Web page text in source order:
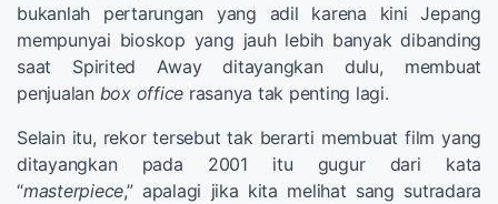
bukanlah pertarungan yang adil karena kini Jepang
mempunyai bioskop yang jauh lebih banyak dibanding
saat Spirited Away ditayangkan dulu, membuat
penjualan box office rasanya tak penting lagi.
Selain itu, rekor tersebut tak berarti membuat film yang
ditayangkan pada 2001 itu gugur dari kata
“masterpiece,” apalagi jika kita melihat sang sutradara